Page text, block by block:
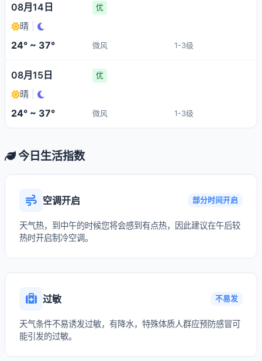
08月14日 优
晴
24° ~ 37° 微风 1-3级
08月15日 优
晴
24° ~ 37° 微风 1-3级
今日生活指数
空调开启 部分时间开启
天气热，到中午的时候您将会感到有点热，因此建议在午后较
热时开启制冷空调。
过敏 不易发
天气条件不易诱发过敏，有降水，特殊体质人群应预防感冒可
能引发的过敏。